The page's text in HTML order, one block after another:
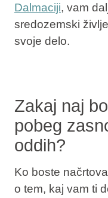
Dalmaciji, vam
sredozemski
svoje delo.
Zakaj naj
pobeg
oddih?
Ko boste
o tem, kaj vam ti